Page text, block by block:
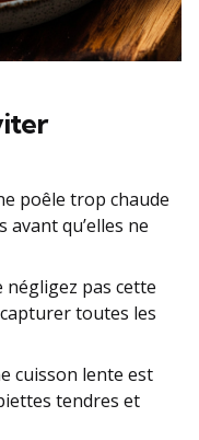
poêle trop chaude
qu’elles ne
négligez pas cette
toutes les
cuisson lente est
tendres et